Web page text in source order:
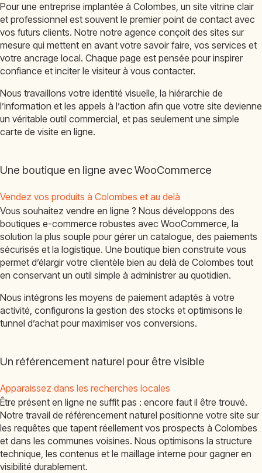
Pour une entreprise implantée à Colombes, un site vitrine clair
et professionnel est souvent le premier point de contact avec
vos futurs clients. Notre notre agence conçoit des sites sur
mesure qui mettent en avant votre savoir faire, vos services et
votre ancrage local. Chaque page est pensée pour inspirer
confiance et inciter le visiteur à vous contacter.
Nous travaillons votre identité visuelle, la hiérarchie de
l’information et les appels à l’action afin que votre site devienne
un véritable outil commercial, et pas seulement une simple
carte de visite en ligne.
Une boutique en ligne avec WooCommerce
Vendez vos produits à Colombes et au delà
Vous souhaitez vendre en ligne ? Nous développons des
boutiques e-commerce robustes avec WooCommerce, la
solution la plus souple pour gérer un catalogue, des paiements
sécurisés et la logistique. Une boutique bien construite vous
permet d’élargir votre clientèle bien au delà de Colombes tout
en conservant un outil simple à administrer au quotidien.
Nous intégrons les moyens de paiement adaptés à votre
activité, configurons la gestion des stocks et optimisons le
tunnel d’achat pour maximiser vos conversions.
Un référencement naturel pour être visible
Apparaissez dans les recherches locales
Être présent en ligne ne suffit pas : encore faut il être trouvé.
Notre travail de référencement naturel positionne votre site sur
les requêtes que tapent réellement vos prospects à Colombes
et dans les communes voisines. Nous optimisons la structure
technique, les contenus et le maillage interne pour gagner en
visibilité durablement.